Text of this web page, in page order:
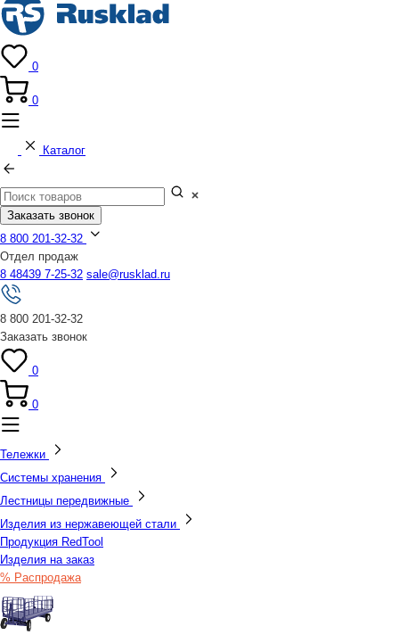
0
0
Каталог
Заказать звонок
8 800 201-32-32
Отдел продаж
8 48439 7-25-32 sale@rusklad.ru
8 800 201-32-32
Заказать звонок
0
0
Тележки
Системы хранения
Лестницы передвижные
Изделия из нержавеющей стали
Продукция RedTool
Изделия на заказ
% Распродажа